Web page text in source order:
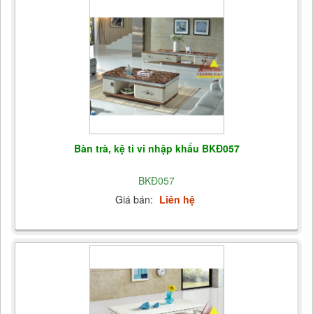
Bàn trà, kệ ti vi nhập khẩu BKĐ057
BKĐ057
Giá bán: Liên hệ